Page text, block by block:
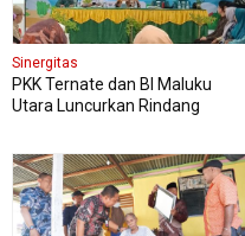
Sinergitas
PKK Ternate dan BI Maluku
Utara Luncurkan Rindang